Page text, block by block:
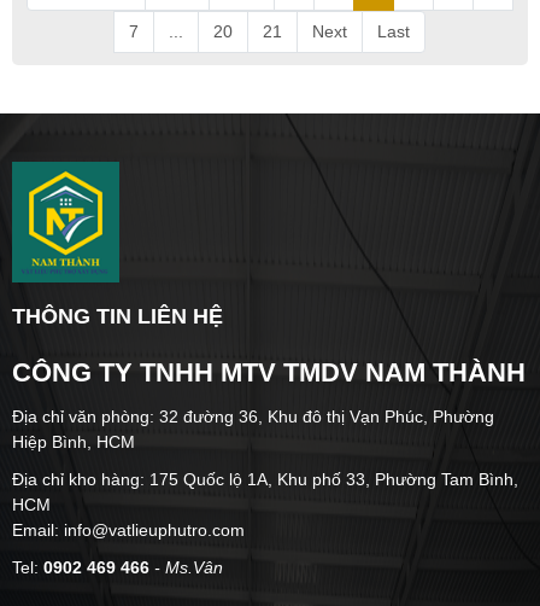
7 20 21 Next Last
THÔNG TIN LIÊN HỆ
CÔNG TY TNHH MTV TMDV NAM THÀNH
Địa chỉ văn phòng: 32 đường 36, Khu đô thị Vạn Phúc, Phường
Hiệp Bình, HCM
Địa chỉ kho hàng: 175 Quốc lộ 1A, Khu phố 33, Phường Tam Bình,
HCM
Email: info@vatlieuphutro.com
Tel: 0902 469 466 - Ms.Vân